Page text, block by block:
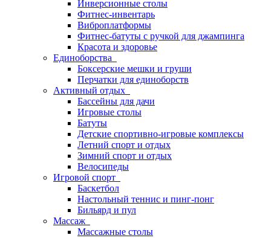
Инверсионные столы
Фитнес-инвентарь
Виброплатформы
Фитнес-батуты с ручкой для джампинга
Красота и здоровье
Единоборства
Боксерские мешки и груши
Перчатки для единоборств
Активный отдых
Бассейны для дачи
Игровые столы
Батуты
Детские спортивно-игровые комплексы
Летний спорт и отдых
Зимний спорт и отдых
Велосипеды
Игровой спорт
Баскетбол
Настольный теннис и пинг-понг
Бильярд и пул
Массаж
Массажные столы